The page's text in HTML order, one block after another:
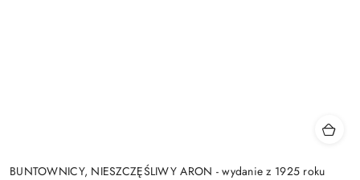
BUNTOWNICY, NIESZCZĘŚLIWY ARON - wydanie z 1925 roku